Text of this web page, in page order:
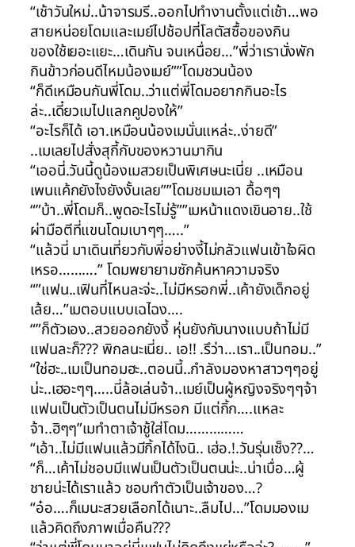
“เช้าวันใหม่..น้าจารมรี..ออกไปทำงานตั้งแต่เช้า…พอ
สายหน่อยโดมและเมย์ไปช้อปที่โลตัสซื้อของกิน
ของใช้เยอะแยะ…เดินกัน จนเหนื่อย…”พี่ว่าเรานั่งพัก
กินข้าวก่อนดีไหมน้องเมย์””โดมชวนน้อง
“ก็ดีเหมือนกันพี่โดม..ว่าแต่พี่โดมอยากกินอะไร
ล่ะ..เดี๋ยวเมไปแลกคูปองให้”
“อะไรก็ได้ เอา.เหมือนน้องเมนั่นแหล่ะ..ง่ายดี”
..เมเลยไปสั่งสุกี้กับของหวานมากิน
“เออนี่.วันนี้ดูน้องเมสวยเป็นพิเศษนะเนี่ย ..เหมือน
เพนแค้กยังไงยังงั้นเลย””โดมชมเมเอา ดื้อๆๆ
“”บ้า..พี่โดมก็..พูดอะไรไม่รู้””เมหน้าแดงเขินอาย..ใช้
ผ่ามือตีที่แขนโดมเบาๆๆ…..”
“แล้วนี่ มาเดินเที่ยวกับพี่อย่างงี้ไม่กลัวแฟนเข้าใจผิด
เหรอ……….” โดมพยายามซักค้นหาความจริง
“”แฟน..เฟินที่ไหนละจ่ะ..ไม่มีหรอกพี่..เค้ายังเด็กอยู่
เล้ย…”เมตอบแบบเฉไฉง….
“”ก็ตัวเอง..สวยออกยังงี้ หุ่นยังกับนางแบบถ้าไม่มี
แฟนละก็??? พิกลนะเนี่ย.. เอ!! .รึว่า…เรา..เป็นทอม..”
“ใช่ฮะ..เมเป็นทอมฮะ..ตอนนี้..กำลังมองหาสาวๆๆอยู่
น่ะ..เฮอะๆๆ…..นี่ล้อเล่นจ้า..เมย์เป็นผู้หญิงจริงๆๆจ้า
แฟนเป็นตัวเป็นตนไม่มีหรอก มีแต่กิ้ก….แหละ
จ้า..ฮิๆๆ”เมทำตาเจ้าชู้ใส่โดม……………
“เอ้า..ไม่มีแฟนแล้วมีกิ้กได้ไงนิ.. เฮ่อ.!.วันรุ่นเซ็ง??…
“ก็…เค้าไม่ชอบมีแฟนเป็นตัวเป็นตนน่ะ..น่าเบื่อ…ผู้
ชายน่ะได้เราแล้ว ชอบทำตัวเป็นเจ้าของ…?
“อ๋อ….ก็เมนะสวยเลือกได้เนาะ..ลืมไป…”โดมมองเม
แล้วคิดถึงภาพเมื่อคืน???